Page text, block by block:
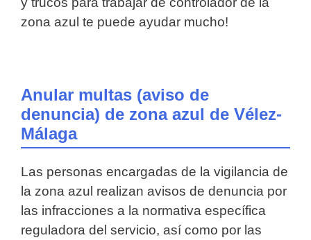
zona azul te puede ayudar mucho!
Anular multas (aviso de
denuncia) de zona azul de Vélez-
Málaga
Las personas encargadas de la vigilancia de
la zona azul realizan avisos de denuncia por
las infracciones a la normativa específica
reguladora del servicio, así como por las